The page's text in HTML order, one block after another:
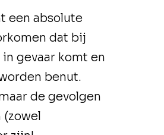
een absolute
dat bij
gevaar komt en
benut.
de gevolgen
(zowel